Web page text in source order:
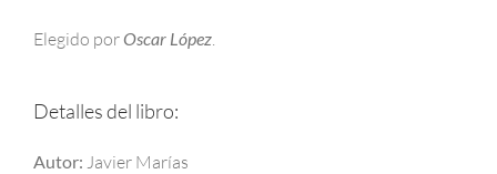
Elegido porOscar López.
Detalles del libro:
Autor: Javier Marías